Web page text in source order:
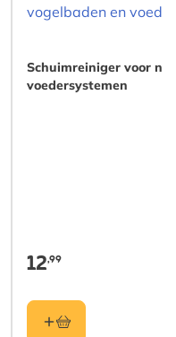
Schuimreiniger voor
voedersystemen
12,99